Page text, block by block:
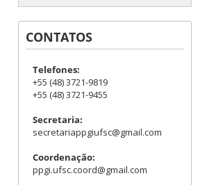
CONTATOS
Telefones:
+55 (48) 3721-9819
+55 (48) 3721-9455
Secretaria:
secretariappgiufsc@gmail.com
Coordenação:
ppgi.ufsc.coord@gmail.com